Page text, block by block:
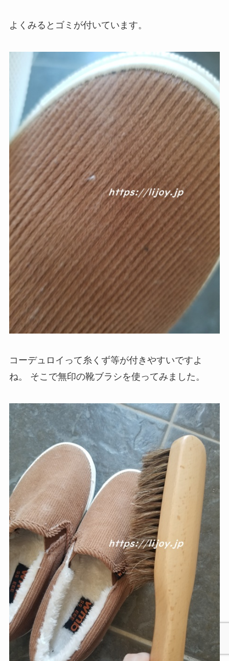
よくみるとゴミが付いています。
コーデュロイって糸くず等が付きやすいですよ
ね。
そこで無印の靴ブラシを使ってみました。